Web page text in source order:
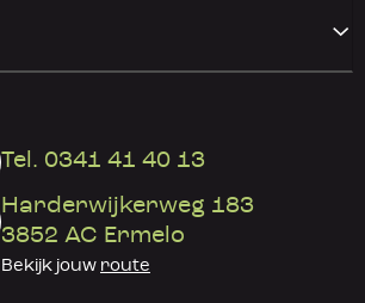
Tel. 0341 41 40 13
Harderwijkerweg 183
3852 AC Ermelo
Bekijk jouw route